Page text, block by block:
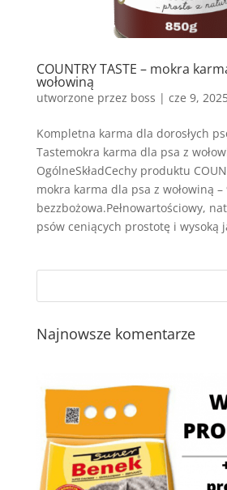
COUNTRY TASTE – mokra
wołowiną
utworzone przez boss | cze 9,
Kompletna karma dla dorosłych
Tastemokra karma dla psa z
OgólneSkładCechy produktu
mokra karma dla psa z wołowiną –
bezzbożowa.Pełnowartościowy,
psów ceniących prostotę i wysoką
Najnowsze komentarze